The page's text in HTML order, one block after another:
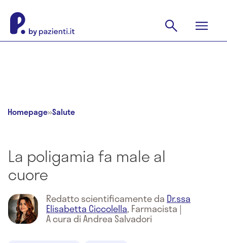
Homepage»Salute
La poligamia fa male al
cuore
Redatto scientificamente da Dr.ssa
Elisabetta Ciccolella, Farmacista |
A cura di Andrea Salvadori